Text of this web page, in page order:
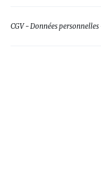
CGV Données personnelles